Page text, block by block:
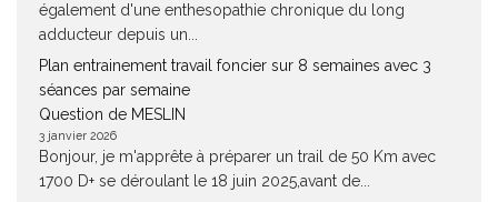
également d'une enthesopathie chronique du long
adducteur depuis un...
Plan entrainement travail foncier sur 8 semaines avec 3
séances par semaine
Question de MESLIN
3 janvier 2026
Bonjour, je m'apprête à préparer un trail de 50 Km avec
1700 D+ se déroulant le 18 juin 2025,avant de...